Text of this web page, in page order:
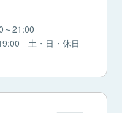
～21:00
土・日・休日